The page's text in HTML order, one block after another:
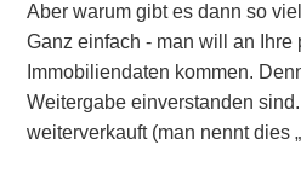
Aber warum gibt es dann so
Ganz einfach - man will an
Immobiliendaten kommen.
Weitergabe einverstanden
weiterverkauft (man nennt dies